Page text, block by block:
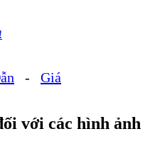
- Giá
với các hình ảnh